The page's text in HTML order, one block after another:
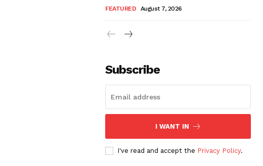
FEATURED August 7, 2026
Subscribe
I WANT IN
I've read and accept the Privacy Policy.